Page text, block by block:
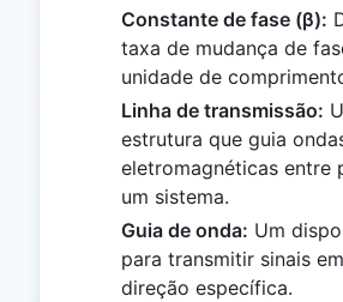
Constante de fase (β):
taxa de mudança de
unidade de
Linha de transmissão:
estrutura que guia
eletromagnéticas entre
um sistema.
Guia de onda: Um
para transmitir sinais
direção específica.